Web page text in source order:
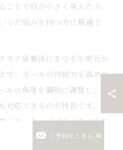
ことで目が小さく見えたり、
った悩みを持つ方に最適で
ステ装着後にまつ毛を根元か
で、カールの持続力を高めて
ルの角度を個別に調整し、左
応できるのが特長です。施
くなった」「ばらつきが少な
忙しい大人女性にとって朝の
ご予約はこちら